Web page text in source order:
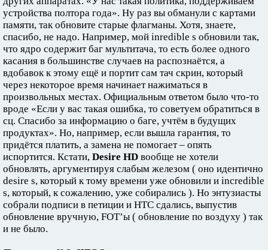
устройства полтора года». Ну раз вы обманули с картами
памяти, так обновите старые флагманы. Хотя, знаете,
спасибо, не надо. Например, мой inredible s обновили так,
что ядро содержит баг мультитача, то есть более одного
касания в большинстве случаев на распознаётся, а
вдобавок к этому ещё и портит сам тач скрин, который
через некоторое время начинает нажиматься в
произвольных местах. Официальным ответом было что-то
вроде «Если у вас такая ошибка, то советуем обратиться в
сц. Спасибо за информацию о баге, учтём в будущих
продуктах». Но, например, если вышла гарантия, то
придётся платить, а замена не помогает – опять
испортится. Кстати, Desire HD вообще не хотели
обновлять, аргументируя слабым железом ( оно идентично
desire s, который к тому времени уже обновили и incredible
s, который, к сожалению, уже собирались ). Но энтузиасты
собрали подписи в петиции и НТС сдались, выпустив
обновление вручную, FOT’ы ( обновление по воздуху ) так
и не было.